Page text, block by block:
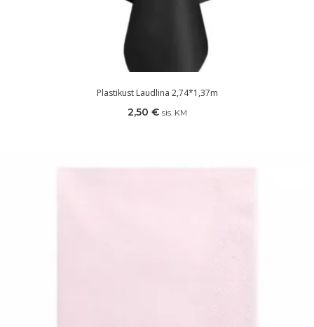
Plastikust Laudlina 2,74*1,37m
2,50 € sis. KM